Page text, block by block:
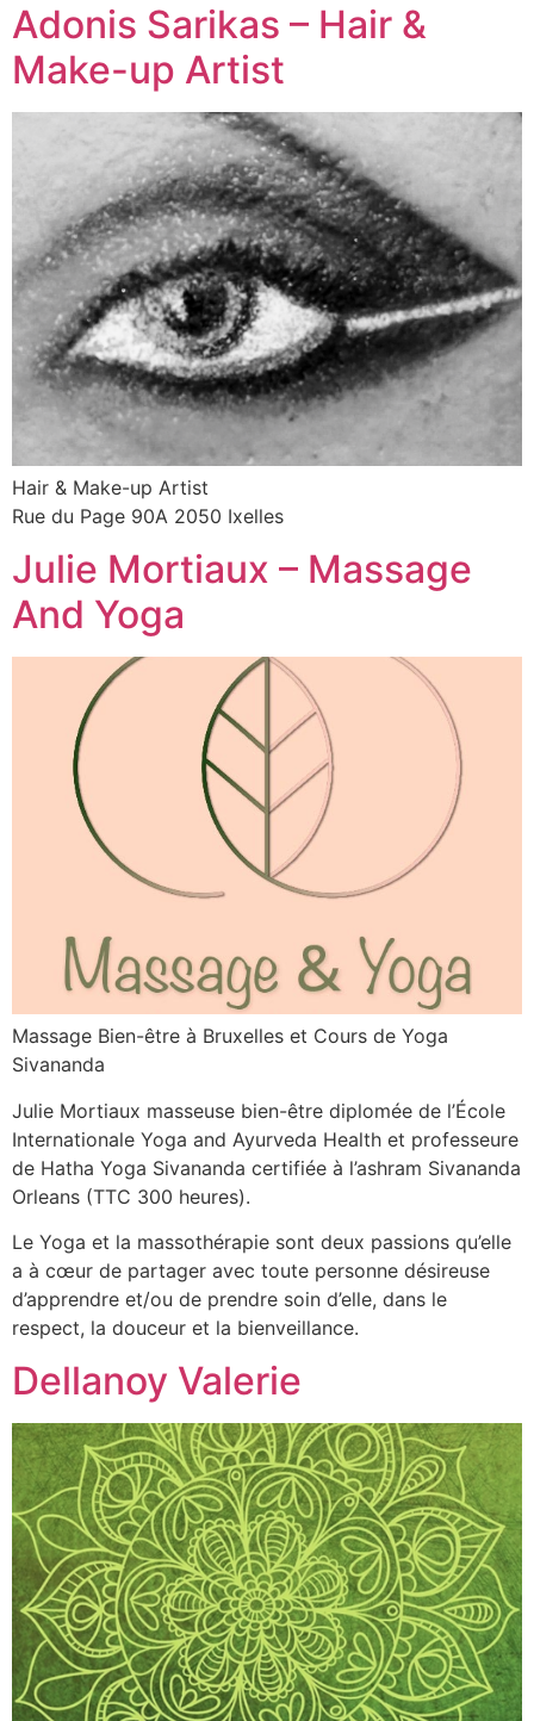
Adonis Sarikas – Hair &
Make-up Artist
Hair & Make-up Artist
Rue du Page 90A 2050 Ixelles
Julie Mortiaux – Massage
And Yoga
Massage Bien-être à Bruxelles et Cours de Yoga
Sivananda
Julie Mortiaux masseuse bien-être diplomée de l’École
Internationale Yoga and Ayurveda Health et professeure
de Hatha Yoga Sivananda certifiée à l’ashram Sivananda
Orleans (TTC 300 heures).
Le Yoga et la massothérapie sont deux passions qu’elle
a à cœur de partager avec toute personne désireuse
d’apprendre et/ou de prendre soin d’elle, dans le
respect, la douceur et la bienveillance.
Dellanoy Valerie